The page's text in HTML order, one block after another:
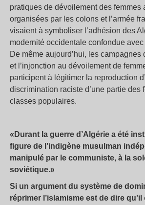
pratiques de dévoilement des femmes
organisées par les colons et l’armée
visaient à symboliser l’adhésion des
modernité occidentale confondue avec
De même aujourd’hui, les campagnes
et l’injonction au dévoilement de
participent à légitimer la reproduction
discrimination raciste d’une partie des
classes populaires.
«Durant la guerre d’Algérie a été
figure de l’indigène musulman
manipulé par le communiste, à la
soviétique.»
Si un argument du système de
réprimer l’islamisme est de dire